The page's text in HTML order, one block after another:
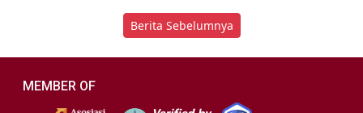
Berita Sebelumnya
MEMBER OF